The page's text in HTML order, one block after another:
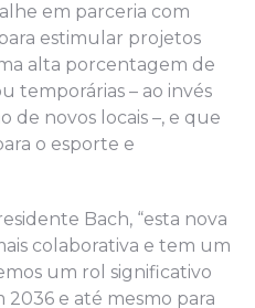
em parceria com
estimular projetos
alta porcentagem de
temporárias – ao invés
de novos locais –, e que
o esporte e
Bach, “esta nova
colaborativa e tem um
um rol significativo
2036 e até mesmo para